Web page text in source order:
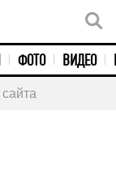
ФОТО ВИДЕО